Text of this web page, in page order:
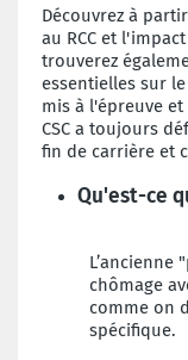
Découvrez à
au RCC et
trouverez
essentielles sur
mis à l'épreuve
CSC a toujours
fin de carrière et
Qu'est-ce
L’ancienne
chômage
comme on
spécifique.